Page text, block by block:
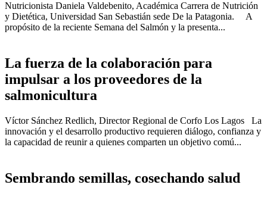
Nutricionista Daniela Valdebenito, Académica Carrera de Nutrición
y Dietética, Universidad San Sebastián sede De la Patagonia. A
propósito de la reciente Semana del Salmón y la presenta...
La fuerza de la colaboración para
impulsar a los proveedores de la
salmonicultura
Víctor Sánchez Redlich, Director Regional de Corfo Los Lagos La
innovación y el desarrollo productivo requieren diálogo, confianza y
la capacidad de reunir a quienes comparten un objetivo comú...
Sembrando semillas, cosechando salud